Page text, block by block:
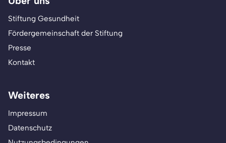
Stiftung Gesundheit
Fördergemeinschaft der Stiftung
Presse
Kontakt
Weiteres
Impressum
Datenschutz